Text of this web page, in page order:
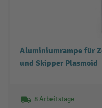
Aluminiumrampe für
und Skipper Plasmoid
8 Arbeitstage